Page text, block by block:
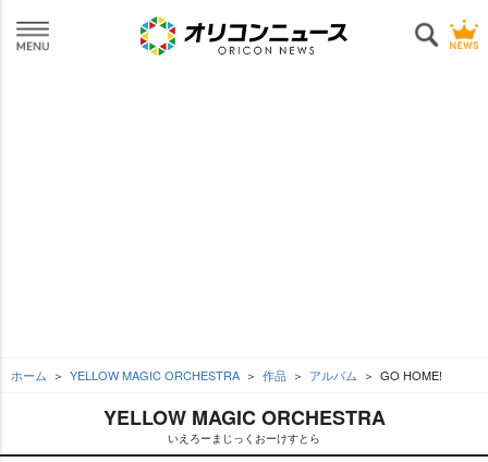
ホーム YELLOW MAGIC ORCHESTRA 作品 アルバム GO HOME!
YELLOW MAGIC ORCHESTRA
いえろーまじっくおーけすとら